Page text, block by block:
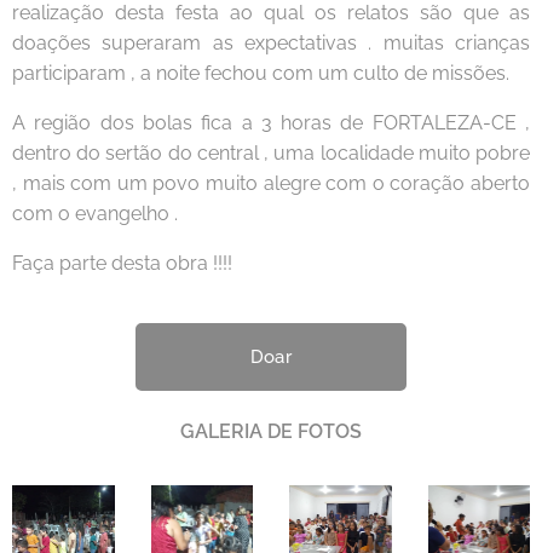
realização desta festa ao qual os relatos são que as
doações superaram as expectativas . muitas crianças
participaram , a noite fechou com um culto de missões.
A região dos bolas fica a 3 horas de FORTALEZA-CE ,
dentro do sertão do central , uma localidade muito pobre
, mais com um povo muito alegre com o coração aberto
com o evangelho .
Faça parte desta obra !!!!
Doar
GALERIA DE FOTOS